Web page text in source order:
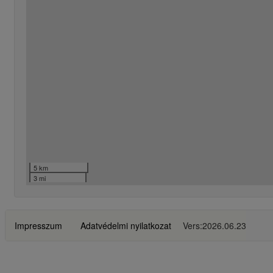
5 km
3 mi
Impresszum Adatvédelmi nyilatkozat Vers:2026.06.23